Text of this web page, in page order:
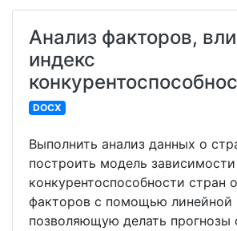
Анализ факторов,
индекс
DOCX
Выполнить анализ данных о
построить модель зависимости
конкурентоспособности стран
факторов с помощью линейной
позволяющую делать прогнозы